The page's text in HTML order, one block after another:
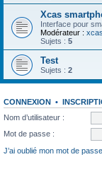
Xcas
Interface pour
Modérateur :
Sujets : 5
Test
Sujets : 2
CONNEXION •
Nom d’utilisateur :
Mot de passe :
J’ai oublié mon mot de passe